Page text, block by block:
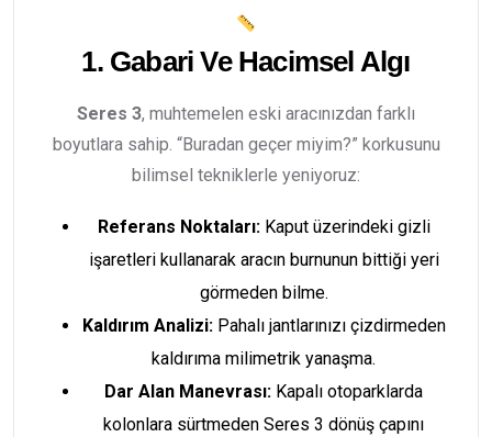
1. Gabari Ve Hacimsel Algı
Seres 3, muhtemelen eski aracınızdan farklı
boyutlara sahip. “Buradan geçer miyim?” korkusunu
bilimsel tekniklerle yeniyoruz:
Referans Noktaları:Kaput üzerindeki gizli
işaretleri kullanarak aracın burnunun bittiği yeri
görmeden bilme.
Kaldırım Analizi:Pahalı jantlarınızı çizdirmeden
kaldırıma milimetrik yanaşma.
Dar Alan Manevrası: Kapalı otoparklarda
kolonlara sürtmeden Seres 3 dönüş çapını